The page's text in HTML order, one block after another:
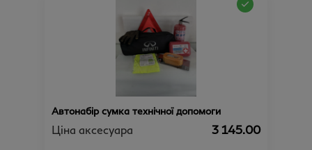
Автонабір сумка технічної допомоги
Ціна аксесуара 3 145.00